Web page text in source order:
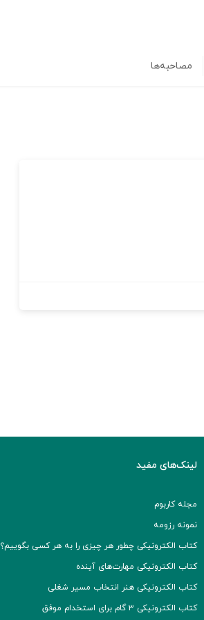
مصاحبه‌ها
لینک‌های مفید
مجله کاربوم
نمونه رزومه
کتاب الکترونیکی چطور هر چیزی را به هر کسی بگوییم؟
کتاب الکترونیکی مهارت‌های آینده
کتاب الکترونیکی هنر انتخاب مسیر شغلی
کتاب الکترونیکی ۳ گام برای استخدام موفق